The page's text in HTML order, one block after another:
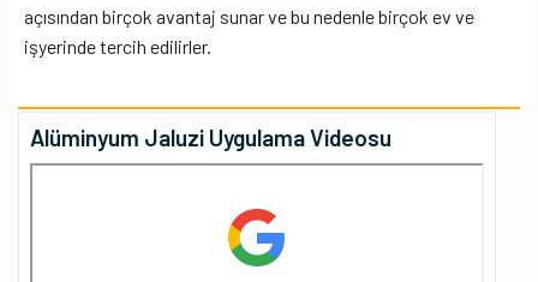
açısından birçok avantaj sunar ve bu nedenle birçok ev ve
işyerinde tercih edilirler.
Alüminyum Jaluzi Uygulama Videosu